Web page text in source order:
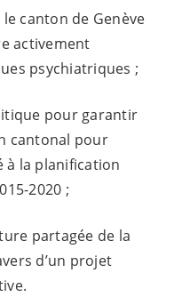
canton de Genève
activement
psychiatriques ;
pour garantir
cantonal pour
à la planification
2020 ;
partagée de la
d’un projet